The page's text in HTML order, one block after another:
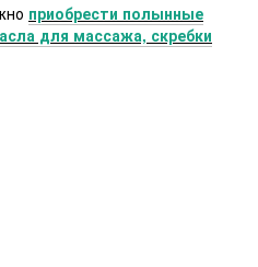
приобрести полынные
для массажа, скребки